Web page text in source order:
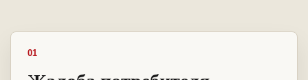
01